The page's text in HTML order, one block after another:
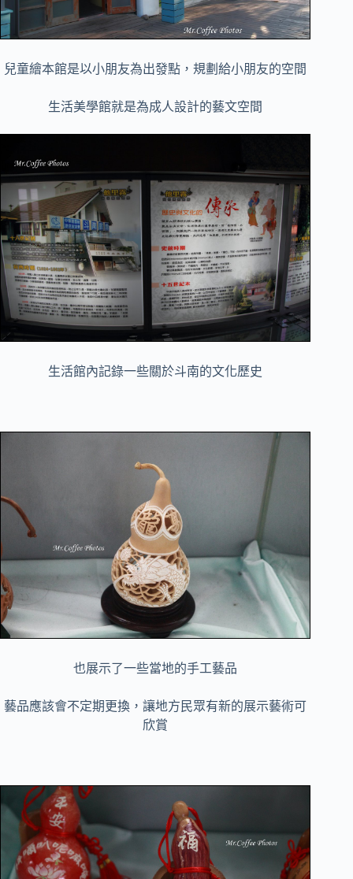
兒童繪本館是以小朋友為出發點，規劃給小朋友的空間
生活美學館就是為成人設計的藝文空間
生活館內記錄一些關於斗南的文化歷史
也展示了一些當地的手工藝品
藝品應該會不定期更換，讓地方民眾有新的展示藝術可
欣賞